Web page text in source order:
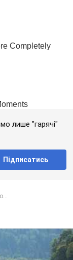
лише "гарячі"
Підписатись